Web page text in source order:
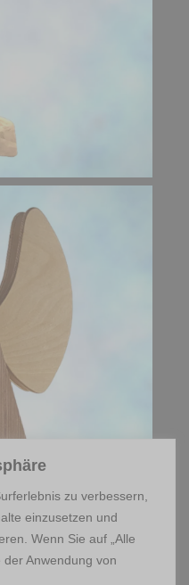
zu verbessern,
einzusetzen und
Wenn Sie auf „Alle
Anwendung von